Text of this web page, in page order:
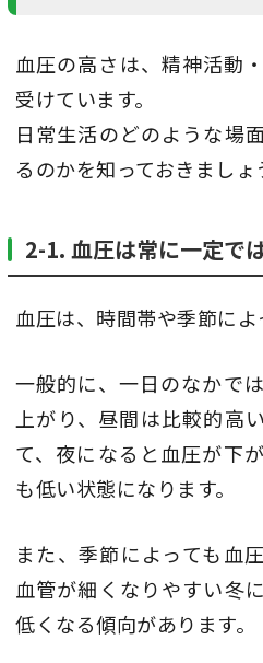
血圧の高さは、精神活動
受けています。
日常生活のどのような場
るのかを知っておきましょ
2-1. 血圧は常に一定で
血圧は、時間帯や季節によ
一般的に、一日のなかで
上がり、昼間は比較的高
て、夜になると血圧が下
も低い状態になります。
また、季節によっても血
血管が細くなりやすい冬
低くなる傾向があります。